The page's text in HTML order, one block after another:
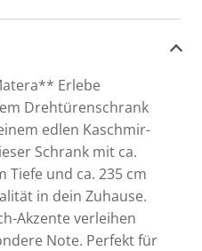
Erlebe
Drehtürenschrank
edlen Kaschmir-
Schrank mit ca.
Tiefe und ca. 235 cm
in dein Zuhause.
Akzente verleihen
Note. Perfekt für